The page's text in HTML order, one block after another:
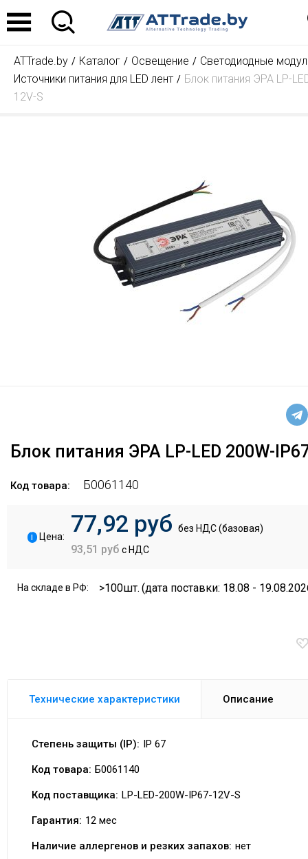
ATTrade.by Каталог Освещение
Светодиодные
Источники питания для LED лент
Блок питания ЭРА LP-
12V-S
Блок питания ЭРА LP-LED 200W-
Код товара: Б0061140
i Цена: 77,92 руб без НДС (базовая)
93,51 руб с НДС
На складе в РФ: >100шт. (дата поставки: 18.08 -
Технические характеристики Описание
Степень защиты (IP): IP 67
Код товара: Б0061140
Код поставщика: LP-LED-200W-IP67-12V-S
Гарантия: 12 мес
Наличие аллергенов и резких запахов: нет